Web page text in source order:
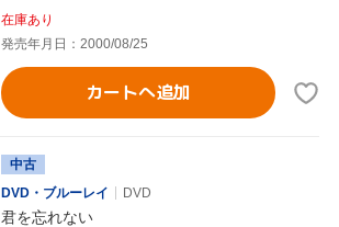
在庫あり
発売年月日：2000/08/25
カートへ追加
中古
DVD・ブルーレイ
DVD
君を忘れない